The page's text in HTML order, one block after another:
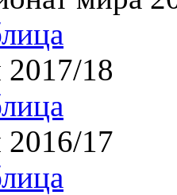
2017/18
2016/17